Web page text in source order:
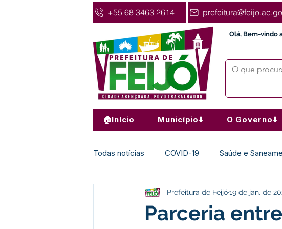
+55 68 3463 2614
Olá, Bem-vindo
🏠Início Município⬇️ O Governo⬇️
Todas notícias COVID-19 Saúde e
Agricultura Nota de Pesar Desporto
Parceria
Prefeitura de Feijó19 de jan. de